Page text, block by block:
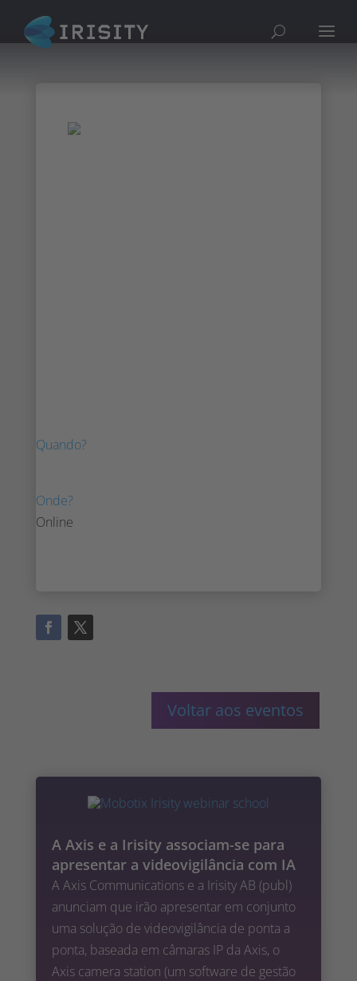
Quando?
Onde?
Online
Voltar aos eventos
A Axis e a Irisity associam-se para
apresentar a videovigilância com IA
A Axis Communications e a Irisity AB (publ)
anunciam que irão apresentar em conjunto
uma solução de videovigilância de ponta a
ponta, baseada em câmaras IP da Axis, o
Axis camera station (um software de gestão